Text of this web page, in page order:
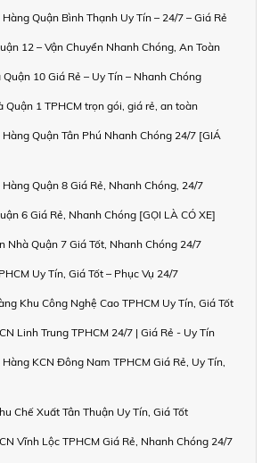
Quận Bình Thạnh Uy Tín – 24/7 – Giá Rẻ
12 – Vận Chuyển Nhanh Chóng, An Toàn
10 Giá Rẻ – Uy Tín – Nhanh Chóng
Quận 1 TPHCM trọn gói, giá rẻ, an toàn
Hàng Quận Tân Phú Nhanh Chóng 24/7 [GIÁ
Hàng Quận 8 Giá Rẻ, Nhanh Chóng, 24/7
6 Giá Rẻ, Nhanh Chóng [GỌI LÀ CÓ XE]
Nhà Quận 7 Giá Tốt, Nhanh Chóng 24/7
Uy Tín, Giá Tốt – Phục Vụ 24/7
Khu Công Nghệ Cao TPHCM Uy Tín, Giá Tốt
Linh Trung TPHCM 24/7 | Giá Rẻ - Uy Tín
KCN Đông Nam TPHCM Giá Rẻ, Uy Tín,
Chế Xuất Tân Thuận Uy Tín, Giá Tốt
Vĩnh Lộc TPHCM Giá Rẻ, Nhanh Chóng 24/7